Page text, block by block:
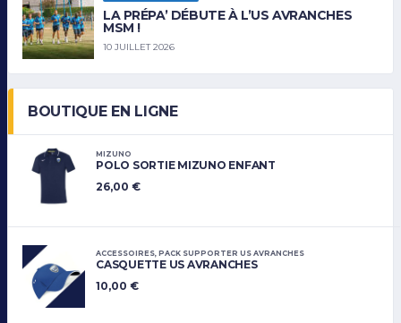
LA PRÉPA’ DÉBUTE À L’US AVRANCHES
MSM !
10 JUILLET 2026
BOUTIQUE EN LIGNE
MIZUNO
POLO SORTIE MIZUNO ENFANT
26,00 €
ACCESSOIRES PACK SUPPORTER US AVRANCHES
CASQUETTE US AVRANCHES
10,00 €